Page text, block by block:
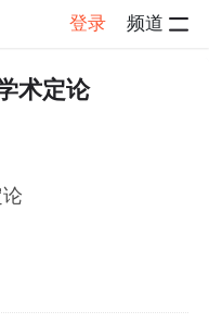
登录 频道
子详情
术定论